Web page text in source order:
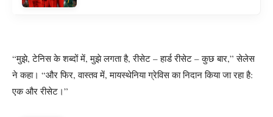
“मुझे, टेनिस के शब्दों में, मुझे लगता है, रीसेट – हार्ड रीसेट – कुछ बार,” सेलेस
ने कहा। “और फिर, वास्तव में, मायस्थेनिया ग्रेविस का निदान किया जा रहा है:
एक और रीसेट।”